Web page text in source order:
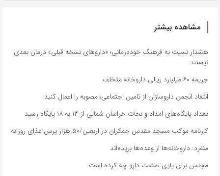
مشاهده بیشتر
هشدار نسبت به فرهنگ خوددرمانی؛ «داروهای نسخه قبلی» درمان بعدی
نیستند
جریمه ۶۰ میلیارد ریالی داروخانه متخلف
انتقاد انجمن داروسازان از تامین اجتماعی؛ مصوبه را اعمال کنید
تعداد پایگاه‌های امداد و نجات خراسان شمالی از ۱۳ به ۱۸ پایگاه رسید
کارنامه موکب مسجد مقدس جمکران در اربعین/۵۰ هزار پرس غذای روزانه
منفرد: داروخانه‌ها از وعده‌ها بریده‌اند
مجلس برای یاری صنعت دارو چه کرده است